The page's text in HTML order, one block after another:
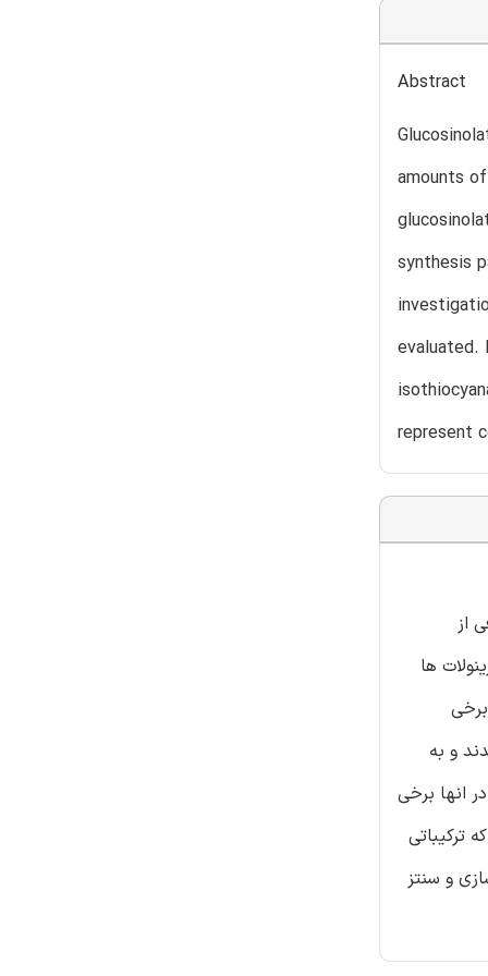
Abstract
amounts
synthesis
evaluated.
represent
از
ها
و به
انها برخی
ترکیباتی
و سنتز